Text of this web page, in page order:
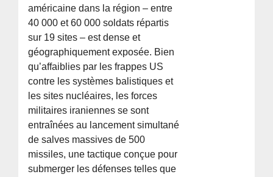
américaine dans la région – entre
40 000 et 60 000 soldats répartis
sur 19 sites – est dense et
géographiquement exposée. Bien
qu’affaiblies par les frappes US
contre les systèmes balistiques et
les sites nucléaires, les forces
militaires iraniennes se sont
entraînées au lancement simultané
de salves massives de 500
missiles, une tactique conçue pour
submerger les défenses telles que